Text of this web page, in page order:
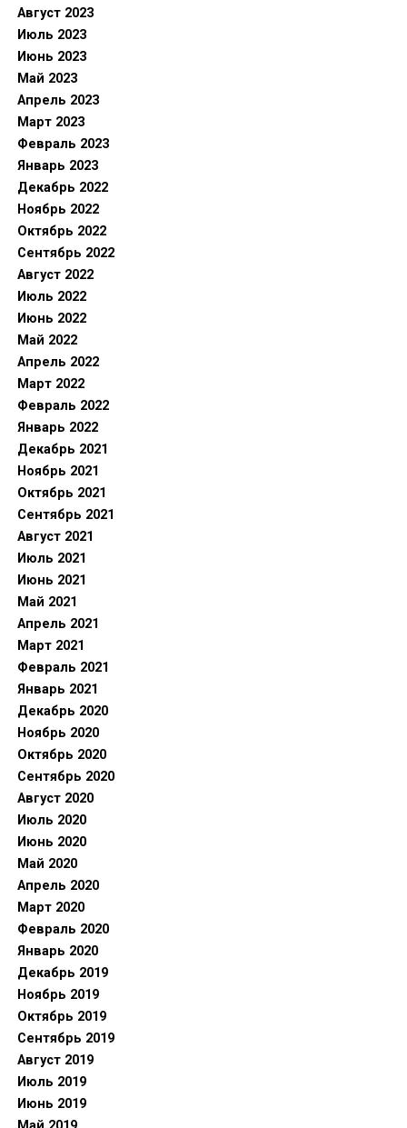
Август 2023
Июль 2023
Июнь 2023
Май 2023
Апрель 2023
Март 2023
Февраль 2023
Январь 2023
Декабрь 2022
Ноябрь 2022
Октябрь 2022
Сентябрь 2022
Август 2022
Июль 2022
Июнь 2022
Май 2022
Апрель 2022
Март 2022
Февраль 2022
Январь 2022
Декабрь 2021
Ноябрь 2021
Октябрь 2021
Сентябрь 2021
Август 2021
Июль 2021
Июнь 2021
Май 2021
Апрель 2021
Март 2021
Февраль 2021
Январь 2021
Декабрь 2020
Ноябрь 2020
Октябрь 2020
Сентябрь 2020
Август 2020
Июль 2020
Июнь 2020
Май 2020
Апрель 2020
Март 2020
Февраль 2020
Январь 2020
Декабрь 2019
Ноябрь 2019
Октябрь 2019
Сентябрь 2019
Август 2019
Июль 2019
Июнь 2019